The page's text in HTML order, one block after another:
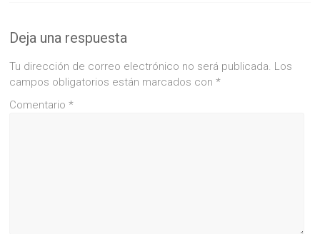
Deja una respuesta
Tu dirección de correo electrónico no será publicada. Los
campos obligatorios están marcados con*
Comentario*